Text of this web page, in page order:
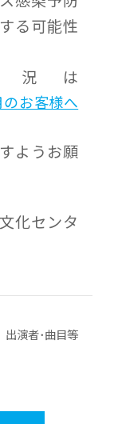
る可能性
は
お客様へ
ようお願
化センタ
演者･曲目等